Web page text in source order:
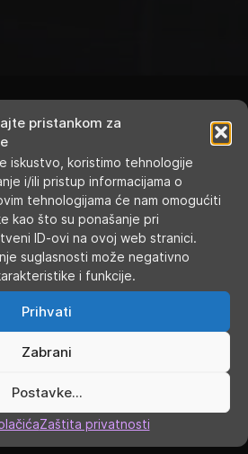
pristankom za
iskustvo, koristimo tehnologije
i/ili pristup informacijama o
tehnologijama će nam omogućiti
kao što su ponašanje pri
ID-ovi na ovoj web stranici.
suglasnosti može negativno
i funkcije.
Prihvati
Zabrani
Postavke...
Zaštita privatnosti
VRIJEME
9.00 - 19.00
9.00 - 16.00
9.00 - 13.00